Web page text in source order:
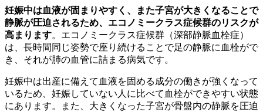
妊娠中は血液が固まりやすく、また子宮が大きくなることで
静脈が圧迫されるため、エコノミークラス症候群のリスクが
高まります。エコノミークラス症候群（深部静脈血栓症）
は、長時間同じ姿勢で座り続けることで足の静脈に血栓がで
き、それが肺の血管に詰まる病気です。
妊娠中は出産に備えて血液を固める成分の働きが強くなって
いるため、妊娠していない人に比べて血栓ができやすい状態
にあります。また、大きくなった子宮が骨盤内の静脈を圧迫